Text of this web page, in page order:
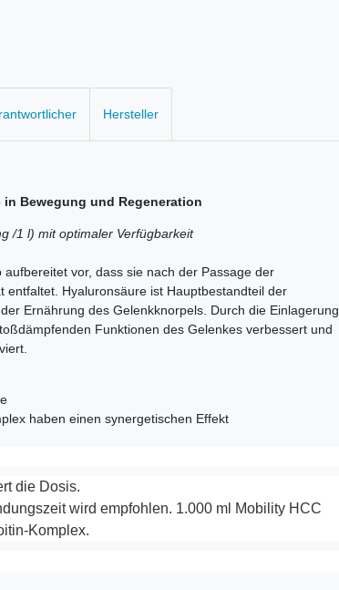
Hersteller
Bewegung und Regeneration
/1 l) mit optimaler Verfügbarkeit
vor, dass sie nach der Passage der
entfaltet. Hyaluronsäure ist Hauptbestandteil der
Ernährung des Gelenkknorpels. Durch die Einlagerung
Funktionen des Gelenkes verbessert und
haben einen synergetischen Effekt
die Dosis.
wird empfohlen. 1.000 ml Mobility HCC
Komplex.